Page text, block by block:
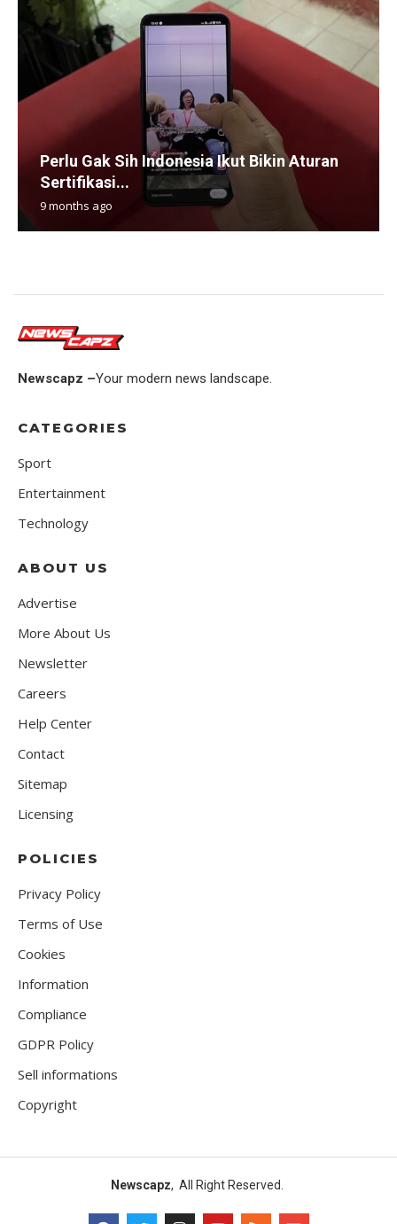
Perlu Gak Sih Indonesia Ikut Bikin Aturan
Sertifikasi...
9 months ago
Newscapz –Your modern news landscape.
CATEGORIES
Sport
Entertainment
Technology
ABOUT US
Advertise
More About Us
Newsletter
Careers
Help Center
Contact
Sitemap
Licensing
POLICIES
Privacy Policy
Terms of Use
Cookies
Information
Compliance
GDPR Policy
Sell informations
Copyright
Newscapz, All Right Reserved.